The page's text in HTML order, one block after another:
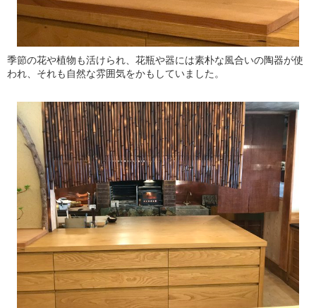
季節の花や植物も活けられ、花瓶や器には素朴な風合いの陶器が使
われ、それも自然な雰囲気をかもしていました。